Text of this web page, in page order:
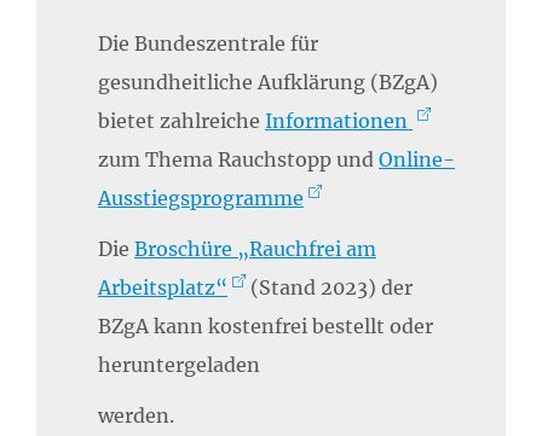
Die Bundeszentrale für
gesundheitliche Aufklärung (BZgA)
bietet zahlreiche Informationen
zum Thema Rauchstopp und Online-
Ausstiegsprogramme
Die Broschüre „Rauchfrei am
Arbeitsplatz“
(Stand 2023) der
BZgA kann kostenfrei bestellt oder
heruntergeladen
werden.